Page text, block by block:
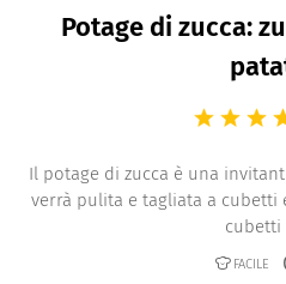
Potage di zucca:
Il potage di zucca è una
verrà pulita e tagliata a cubetti
cubetti
FACILE